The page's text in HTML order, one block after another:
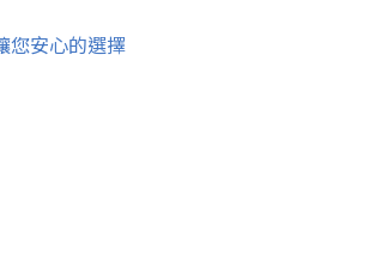
您安心的選擇